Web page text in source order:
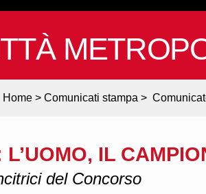
Home > Comunicati stampa >
IL
del Concorso